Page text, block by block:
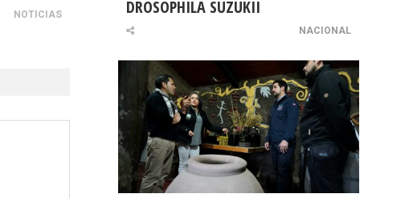
NOTICIAS
DROSOPHILA SUZUKII
NACIONAL